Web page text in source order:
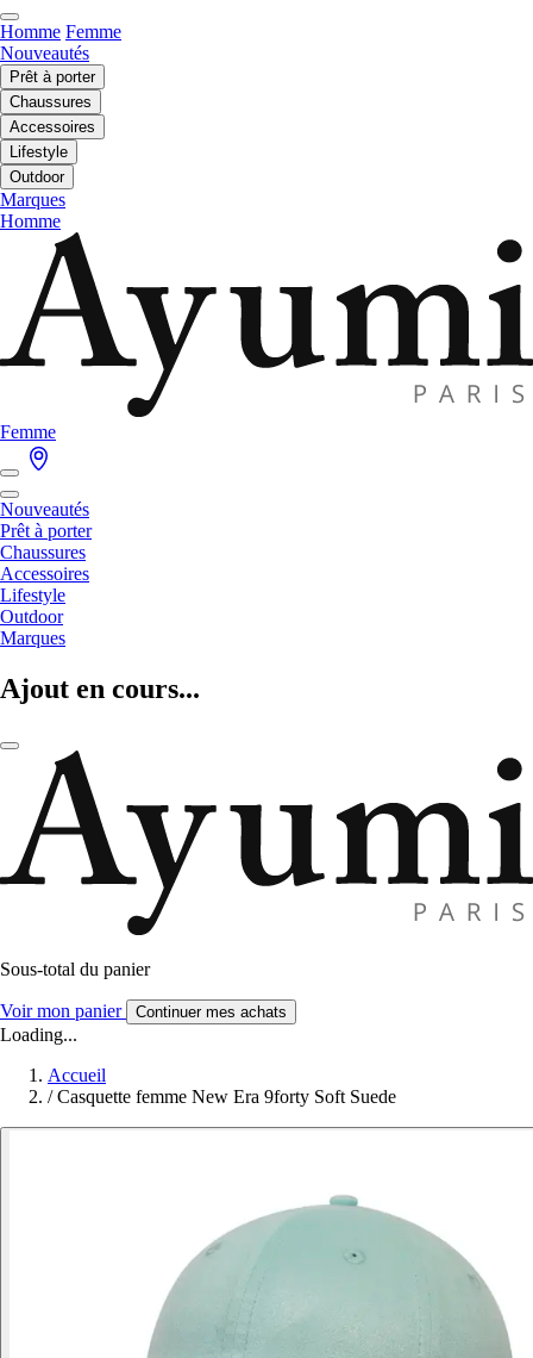
Homme Femme
Nouveautés
Prêt à porter
Chaussures
Accessoires
Lifestyle
Outdoor
Marques
Homme
Femme
Nouveautés
Prêt à porter
Chaussures
Accessoires
Lifestyle
Outdoor
Marques
Ajout en cours...
Sous-total du panier
Voir mon panier Continuer mes achats
Loading...
Accueil
/ Casquette femme New Era 9forty Soft Suede